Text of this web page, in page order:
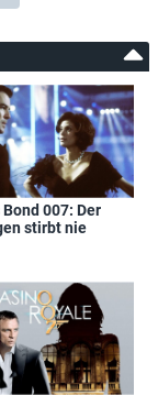
007: Der
stirbt nie